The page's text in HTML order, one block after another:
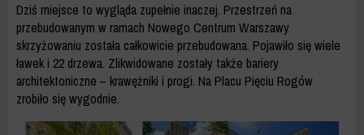
Dziś miejsce to wygląda zupełnie inaczej. Przestrzeń na
przebudowanym w ramach Nowego Centrum Warszawy
skrzyżowaniu została całkowicie przebudowana. Pojawiło się wiele
ławek i 22 drzewa. Zlikwidowane zostały także bariery
architektoniczne – krawężniki i progi. Na Placu Pięciu Rogów
zrobiło się wygodnie.